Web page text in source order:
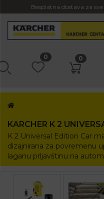
Besplatna dostava za
0 0
KARCHER K 2
K 2 Universal Edition Car
dizajnirana za povremenu
laganu prljavštinu na